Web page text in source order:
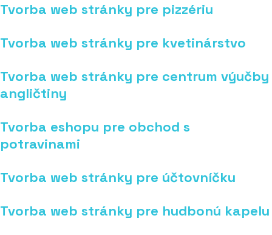
Tvorba web stránky pre pizzériu
Tvorba web stránky pre kvetinárstvo
Tvorba web stránky pre centrum výučby
angličtiny
Tvorba eshopu pre obchod s
potravinami
Tvorba web stránky pre účtovníčku
Tvorba web stránky pre hudbonú kapelu